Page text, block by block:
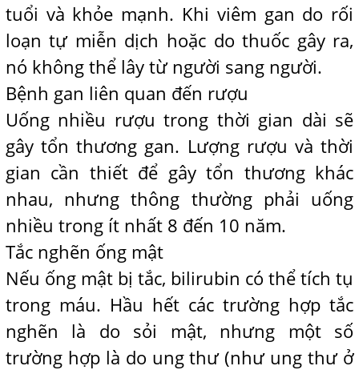
tuổi và khỏe mạnh. Khi viêm gan do rối
loạn tự miễn dịch hoặc do thuốc gây ra,
nó không thể lây từ người sang người.
Bệnh gan liên quan đến rượu
Uống nhiều rượu trong thời gian dài sẽ
gây tổn thương gan. Lượng rượu và thời
gian cần thiết để gây tổn thương khác
nhau, nhưng thông thường phải uống
nhiều trong ít nhất 8 đến 10 năm.
Tắc nghẽn ống mật
Nếu ống mật bị tắc, bilirubin có thể tích tụ
trong máu. Hầu hết các trường hợp tắc
nghẽn là do sỏi mật, nhưng một số
trường hợp là do ung thư (như ung thư ở